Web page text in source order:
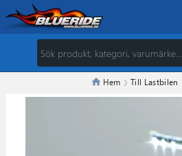
Hem Till Lastbilen